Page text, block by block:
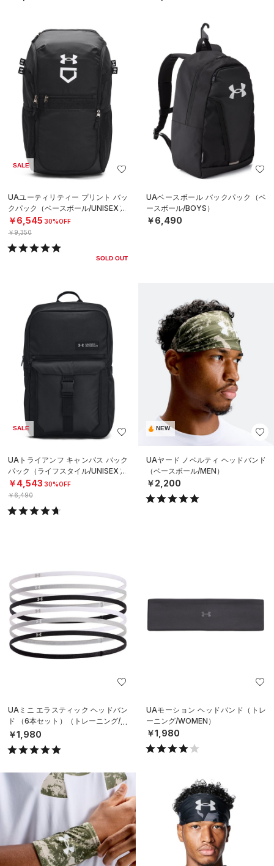
SALE
UAユーティリティー プリント バッ
クパック（ベースボール/UNISEX）
￥6,545 30%OFF
￥9,350
SOLD OUT
UAベースボール バックパック（ベ
ースボール/BOYS）
￥6,490
SALE
UAトライアンフ キャンパス バック
パック（ライフスタイル/UNISEX）
￥4,543 30%OFF
￥6,490
NEW
UAヤード ノベルティ ヘッドバンド
（ベースボール/MEN）
￥2,200
UAミニ エラスティック ヘッドバン
ド （6本セット）（トレーニング/W
OMEN）
￥1,980
UAモーション ヘッドバンド（トレ
ーニング/WOMEN）
￥1,980